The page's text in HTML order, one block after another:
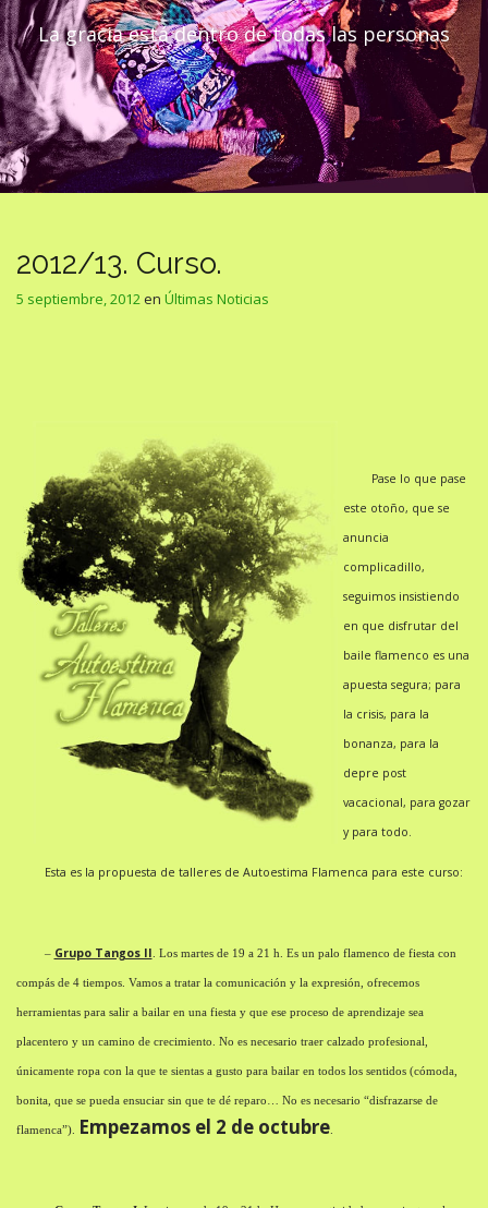
La gracia está dentro de todas las personas
2012/13. Curso.
5 septiembre, 2012en Últimas Noticias
Pase lo que pase
este otoño, que se
anuncia
complicadillo,
seguimos insistiendo
en que disfrutar del
baile flamenco es una
apuesta segura; para
la crisis, para la
bonanza, para la
depre post
vacacional, para gozar
y para todo.
Esta es la propuesta de talleres de Autoestima Flamenca para este curso:
– Grupo Tangos II Los martes de 19 a 21 h. Es un palo flamenco de fiesta con
compás de 4 tiempos. Vamos a tratar la comunicación y la expresión, ofrecemos
herramientas para salir a bailar en una fiesta y que ese proceso de aprendizaje sea
placentero y un camino de crecimiento. No es necesario traer calzado profesional,
únicamente ropa con la que te sientas a gusto para bailar en todos los sentidos (cómoda,
bonita, que se pueda ensuciar sin que te dé reparo… No es necesario “disfrazarse de
flamenca”). Empezamos el 2 de octubre